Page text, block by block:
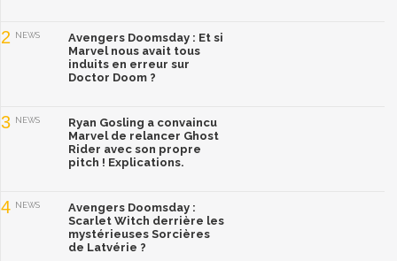
2 NEWS
Avengers Doomsday : Et si
Marvel nous avait tous
induits en erreur sur
Doctor Doom ?
3 NEWS
Ryan Gosling a convaincu
Marvel de relancer Ghost
Rider avec son propre
pitch ! Explications.
4 NEWS
Avengers Doomsday :
Scarlet Witch derrière les
mystérieuses Sorcières
de Latvérie ?